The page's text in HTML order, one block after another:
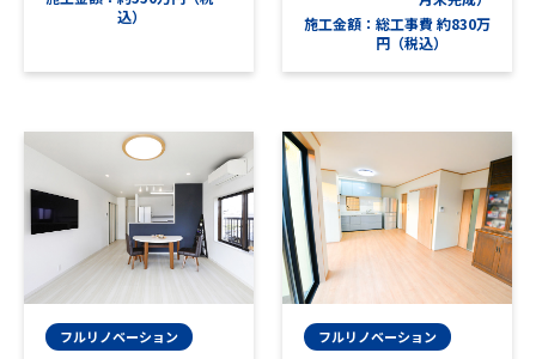
込）
施工金額
総工事費 約830万
円（税込）
フルリノベーション フルリノベーション